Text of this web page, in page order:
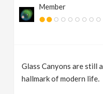
Member
Glass Canyons are still a
hallmark of modern life.